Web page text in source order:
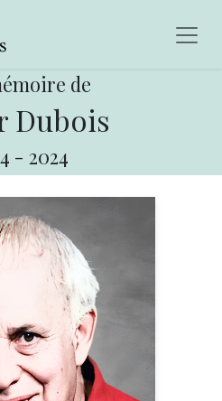
de
Dubois
- 2024